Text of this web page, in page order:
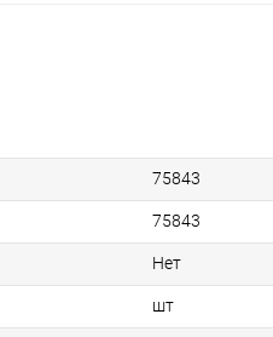
75843
75843
Нет
шт